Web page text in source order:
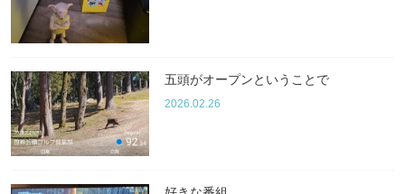
五頭がオープンということで
2026.02.26